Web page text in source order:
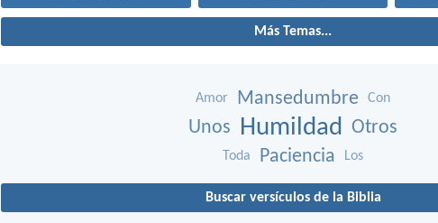
Más Temas...
Amor Mansedumbre Con
Unos Humildad Otros
Toda Paciencia Los
Buscar versículos de la Biblia